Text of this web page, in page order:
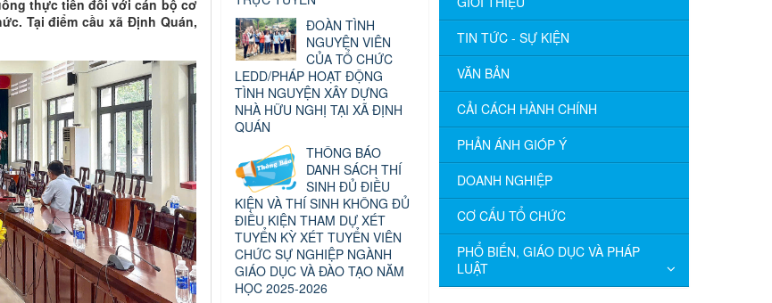
thực tiễn đối với cán bộ cơ
Tại điểm cầu xã Định Quán,
TIN TỨC - SỰ KIỆN
VĂN BẢN
CẢI CÁCH HÀNH CHÍNH
PHẢN ÁNH GIÓP Ý
DOANH NGHIỆP
CƠ CẤU TỔ CHỨC
PHỔ BIẾN, GIÁO DỤC VÀ PHÁP
LUẬT
Lịch làm việc tuần UBND xã Định
ĐOÀN TÌNH
NGUYỆN VIÊN
CỦA TỔ CHỨC
LEDD/PHÁP HOẠT ĐỘNG
TÌNH NGUYỆN XÂY DỰNG
NHÀ HỮU NGHỊ TẠI XÃ ĐỊNH
QUÁN
THÔNG BÁO
DANH SÁCH THÍ
SINH ĐỦ ĐIỀU
KIỆN VÀ THÍ SINH KHÔNG ĐỦ
ĐIỀU KIỆN THAM DỰ XÉT
TUYỂN KỲ XÉT TUYỂN VIÊN
CHỨC SỰ NGHIỆP NGÀNH
GIÁO DỤC VÀ ĐÀO TẠO NĂM
HỌC 2025-2026